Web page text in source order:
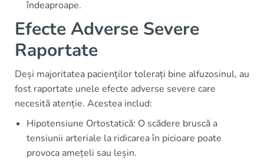
îndeaproape.
Efecte Adverse Severe
Raportate
Deși majoritatea pacienților tolerați bine alfuzosinul, au
fost raportate unele efecte adverse severe care
necesită atenție. Acestea includ:
Hipotensiune Ortostatică: O scădere bruscă a
tensiunii arteriale la ridicarea în picioare poate
provoca amețeli sau leșin.